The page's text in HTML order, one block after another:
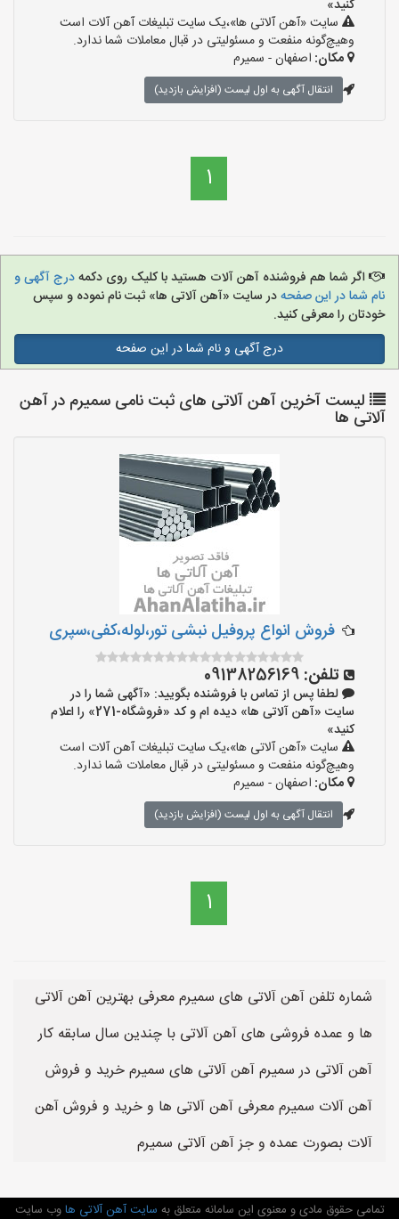
کنید»
سایت «آهن آلاتی ها»،یک سایت تبلیغات آهن آلات است
وهیچ‌گونه منفعت و مسئولیتی در قبال معاملات شما ندارد.
مکان: اصفهان - سمیرم
انتقال آگهی به اول لیست (افزایش بازدید)
1
اگر شما هم فروشنده آهن آلات هستید با کلیک روی دکمهدرج آگهی و
نام شما در این صفحهدر سایت «آهن آلاتی ها» ثبت نام نموده و سپس
خودتان را معرفی کنید.
درج آگهی و نام شما در این صفحه
لیست آخرین آهن آلاتی های ثبت نامی سمیرم در آهن
آلاتی ها
فروش انواع پروفیل نبشی تور،لوله،کفی،سپری
تلفن: 09138256169
لطفا پس از تماس با فروشنده بگویید: «آگهی شما را در
سایت «آهن آلاتی ها» دیده ام و کد «فروشگاه-271» را اعلام
کنید»
سایت «آهن آلاتی ها»،یک سایت تبلیغات آهن آلات است
وهیچ‌گونه منفعت و مسئولیتی در قبال معاملات شما ندارد.
مکان: اصفهان - سمیرم
انتقال آگهی به اول لیست (افزایش بازدید)
1
شماره تلفن آهن آلاتی های سمیرم معرفی بهترین آهن آلاتی
ها و عمده فروشی های آهن آلاتی با چندین سال سابقه کار
آهن آلاتی در سمیرم آهن آلاتی های سمیرم خرید و فروش
آهن آلات سمیرم معرفی آهن آلاتی ها و خرید و فروش آهن
آلات بصورت عمده و جز آهن آلاتی سمیرم
تمامی حقوق مادی و معنوی این سامانه متعلق به سایت آهن آلاتی هاوب سایت